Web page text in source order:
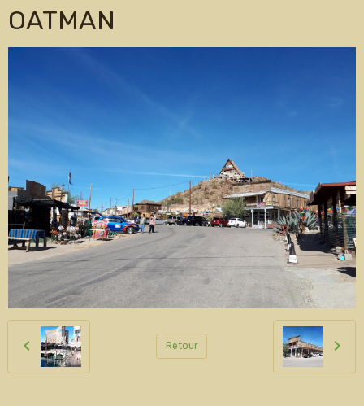
OATMAN
Retour